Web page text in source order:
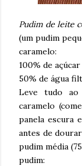
Pudim de leite
(um pudim
caramelo:
100% de açúcar
50% de água
Leve tudo
caramelo
panela escura
antes de
pudim média
pudim: